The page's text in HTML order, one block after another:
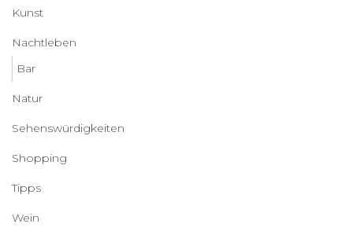
Kunst
Nachtleben
Bar
Natur
Sehenswürdigkeiten
Shopping
Tipps
Wein